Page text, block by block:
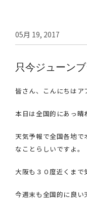
05月 19, 2017
只今ジューン
皆さん、こんにちはア
本日は全国的にあっ晴
天気予報で全国各地
なことらしいですよ。
大阪も３０度近くまで
今週末も全国的に良い